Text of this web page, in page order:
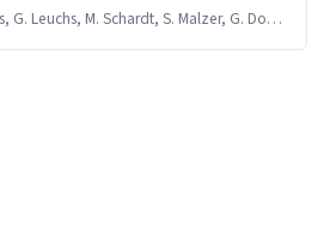
G. K. Rurimo, S. Quabis, G. Leuchs, M. Schardt, S. Malzer, G. Dohler